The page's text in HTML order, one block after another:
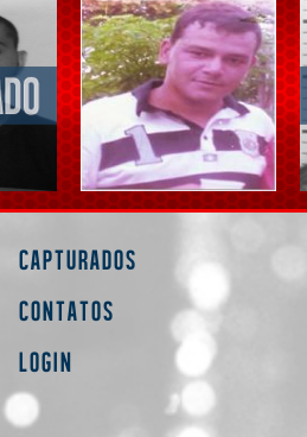
Capturados
Contatos
Login